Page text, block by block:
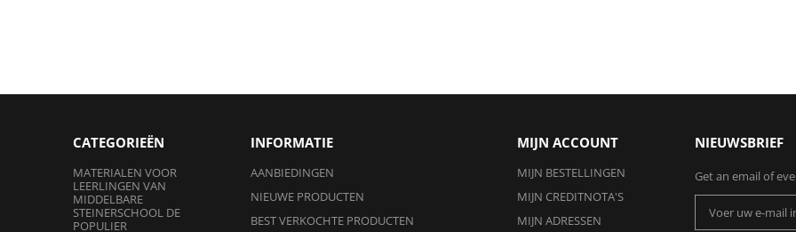
CATEGORIEËN
MATERIALEN VOOR
LEERLINGEN VAN
MIDDELBARE
STEINERSCHOOL DE
POPULIER
INFORMATIE
AANBIEDINGEN
NIEUWE PRODUCTEN
BEST VERKOCHTE PRODUCTEN
MIJN ACCOUNT
MIJN BESTELLINGEN
MIJN CREDITNOTA'S
MIJN ADRESSEN
NIEUWSBRIEF
Get an email of